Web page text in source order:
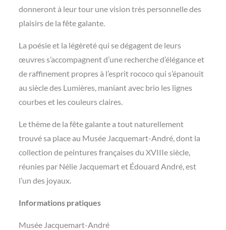
donneront à leur tour une vision très personnelle des
plaisirs de la fête galante.
La poésie et la légèreté qui se dégagent de leurs
œuvres s’accompagnent d’une recherche d’élégance et
de raffinement propres à l’esprit rococo qui s’épanouit
au siècle des Lumières, maniant avec brio les lignes
courbes et les couleurs claires.
Le thème de la fête galante a tout naturellement
trouvé sa place au Musée Jacquemart-André, dont la
collection de peintures françaises du XVIIIe siècle,
réunies par Nélie Jacquemart et Édouard André, est
l’un des joyaux.
Informations pratiques
Musée Jacquemart-André